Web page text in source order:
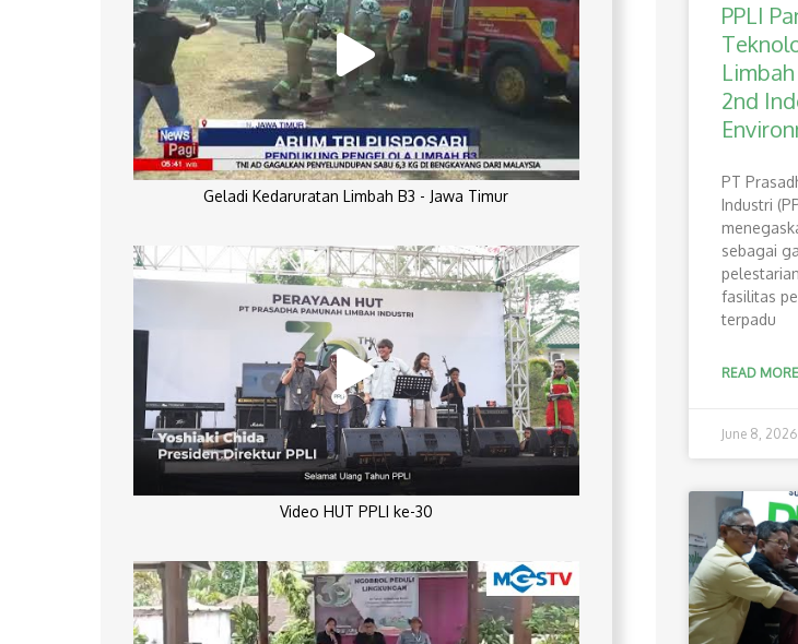
Geladi Kedaruratan Limbah B3 - Jawa Timur
Video HUT PPLI ke-30
PPLI
2nd
PT
Industri
sebagai
fasilitas
terpadu
READ
June 8, 2026